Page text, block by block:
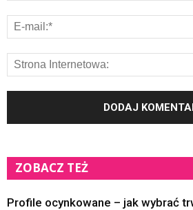
ZOBACZ TEŻ
Profile ocynkowane – jak wybrać